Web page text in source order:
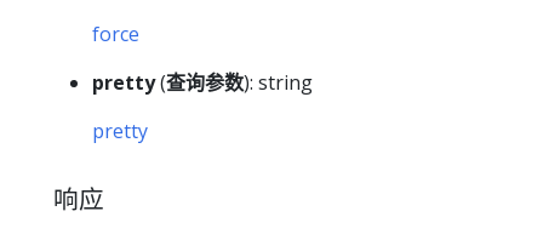
force
pretty(查询参数): string
pretty
响应